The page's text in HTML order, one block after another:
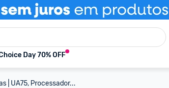
Day 70% OFF
| UA75, Processador...